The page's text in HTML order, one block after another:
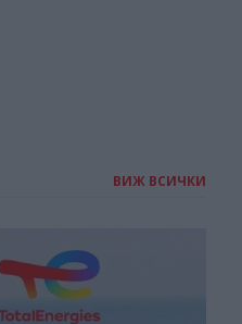
ВИЖ ВСИЧКИ